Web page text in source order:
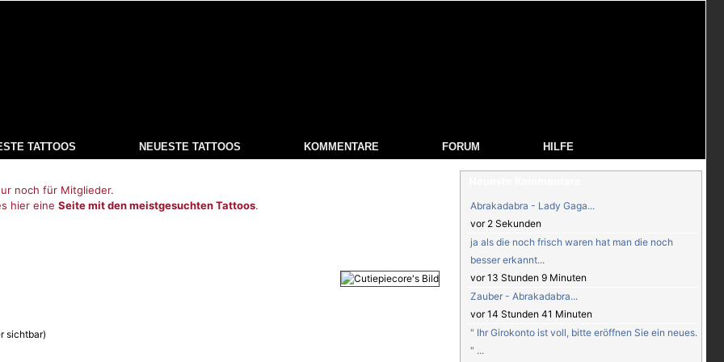
TATTOOS NEUESTE TATTOOS KOMMENTARE FORUM HILFE
noch für Mitglieder.
hier eine Seite mit den meistgesuchten Tattoos.
sichtbar)
Abrakadabra - Lady Gaga...
vor 2 Sekunden
ja als die noch frisch waren hat man die noch
besser erkannt...
vor 13 Stunden 9 Minuten
Zauber - Abrakadabra...
vor 14 Stunden 41 Minuten
" Ihr Girokonto ist voll, bitte eröffnen Sie ein neues.
" ...